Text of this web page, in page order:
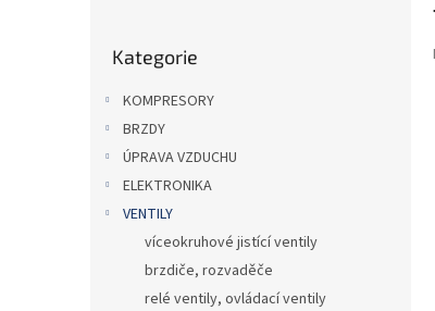
kategorie
Kategorie
KOMPRESORY
BRZDY
ÚPRAVA VZDUCHU
ELEKTRONIKA
VENTILY
víceokruhové jistící ventily
brzdiče, rozvaděče
relé ventily, ovládací ventily